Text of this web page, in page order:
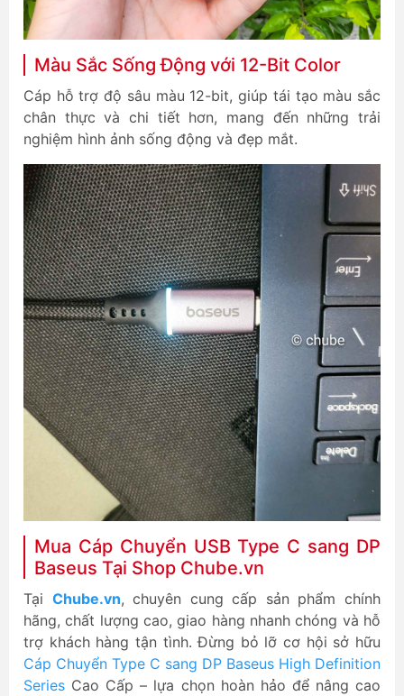
Màu Sắc Sống Động với 12-Bit Color
Cáp hỗ trợ độ sâu màu 12-bit, giúp tái tạo màu sắc
chân thực và chi tiết hơn, mang đến những trải
nghiệm hình ảnh sống động và đẹp mắt.
Mua Cáp Chuyển USB Type C sang DP
Baseus Tại Shop Chube.vn
Tại Chube.vn, chuyên cung cấp sản phẩm chính
hãng, chất lượng cao, giao hàng nhanh chóng và hỗ
trợ khách hàng tận tình. Đừng bỏ lỡ cơ hội sở hữu
Cáp Chuyển Type C sang DP Baseus High Definition
Series Cao Cấp – lựa chọn hoàn hảo để nâng cao